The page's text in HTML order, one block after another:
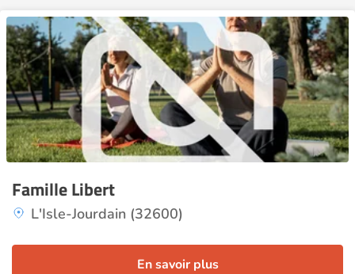
Famille Libert
L'Isle-Jourdain (32600)
En savoir plus